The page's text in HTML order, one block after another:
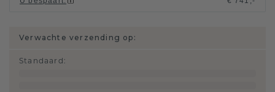
Verwachte verzending op:
Standaard :